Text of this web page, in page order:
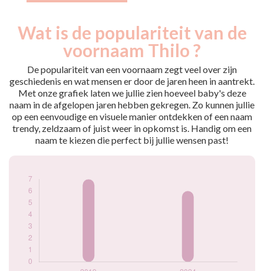
Wat is de populariteit van de
voornaam Thilo ?
De populariteit van een voornaam zegt veel over zijn
geschiedenis en wat mensen er door de jaren heen in aantrekt.
Met onze grafiek laten we jullie zien hoeveel baby's deze
naam in de afgelopen jaren hebben gekregen. Zo kunnen jullie
op een eenvoudige en visuele manier ontdekken of een naam
trendy, zeldzaam of juist weer in opkomst is. Handig om een
naam te kiezen die perfect bij jullie wensen past!
Popularité du
prénom Thilo par
année
Année
Nouveaux-
nés
2024
6